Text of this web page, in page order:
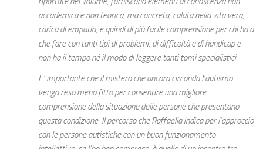
accademica e non teorica, ma concreta, calata nella vita vera,
carica di empatia, e quindi di più facile comprensione per chi ha a
che fare con tanti tipi di problemi, di difficoltà e di handicap e
non ha il tempo né il modo di leggere tanti tomi specialistici.
E’ importante che il mistero che ancora circonda l’autismo
venga reso meno fitto per consentire una migliore
comprensione della situazione delle persone che presentano
questa condizione. Il percorso che Raffaella indica per l’approccio
con le persone autistiche con un buon funzionamento